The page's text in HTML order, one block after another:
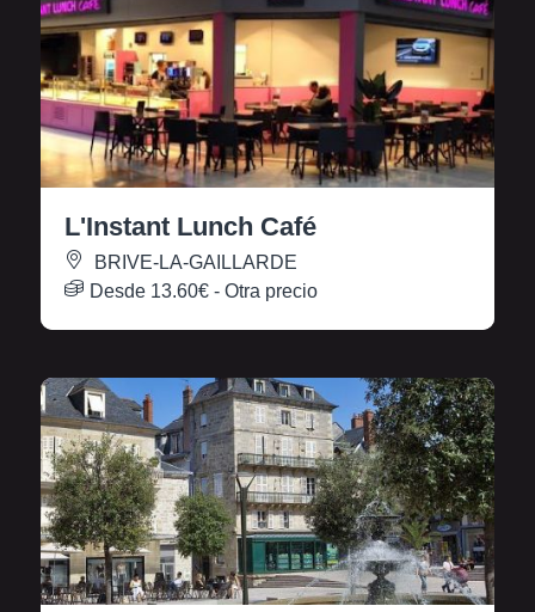
L'Instant Lunch Café
BRIVE-LA-GAILLARDE
Desde 13.60€ - Otra precio